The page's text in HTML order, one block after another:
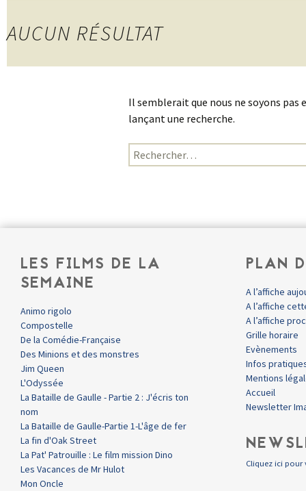
AUCUN RÉSULTAT
Il semblerait que nous ne soyons pas
lançant une recherche.
Rechercher :
LES FILMS DE LA
SEMAINE
Animo rigolo
Compostelle
De la Comédie-Française
Des Minions et des monstres
Jim Queen
L'Odyssée
La Bataille de Gaulle - Partie 2 : J'écris ton
nom
La Bataille de Gaulle-Partie 1-L'âge de fer
La fin d'Oak Street
La Pat' Patrouille : Le film mission Dino
Les Vacances de Mr Hulot
Mon Oncle
PLAN
A l’affiche
A l’affiche
A l’affiche
Grille horaire
Evènements
Infos
Mentions
Accueil
Newsletter
Cliquez ici pour